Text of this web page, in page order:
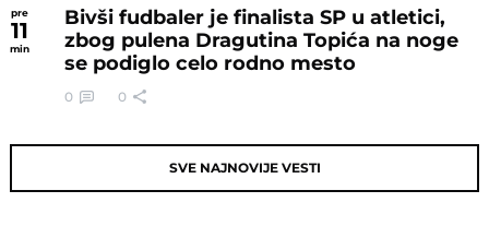
pre
11
min
Bivši fudbaler je finalista SP u atletici,
zbog pulena Dragutina Topića na noge
se podiglo celo rodno mesto
0 0
SVE NAJNOVIJE VESTI